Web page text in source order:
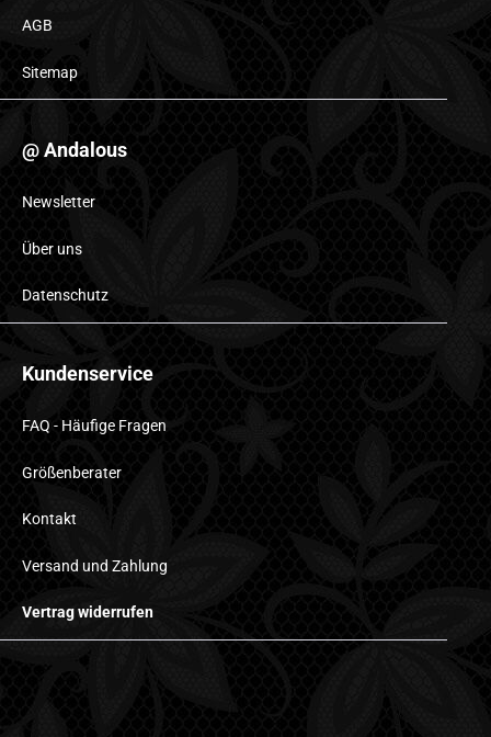
AGB
Sitemap
@ Andalous
Newsletter
Über uns
Datenschutz
Kundenservice
FAQ - Häufige Fragen
Größenberater
Kontakt
Versand und Zahlung
Vertrag widerrufen